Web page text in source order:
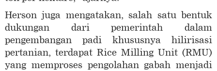
Herson juga mengatakan, salah satu bentuk
dukungan dari pemerintah dalam
pengembangan padi khususnya hilirisasi
pertanian, terdapat Rice Milling Unit (RMU)
yang memproses pengolahan gabah menjadi